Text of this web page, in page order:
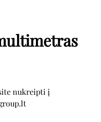
nukreipti į